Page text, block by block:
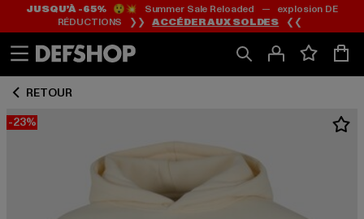
Passer
au
Passer
au
de
JUSQU’À -65%😲💥 Summer Sale Reloaded — explosion DE
RÉDUCTIONS ❯❯ACCÉDER AUX SOLDES ❮❮
RETOUR
-23%